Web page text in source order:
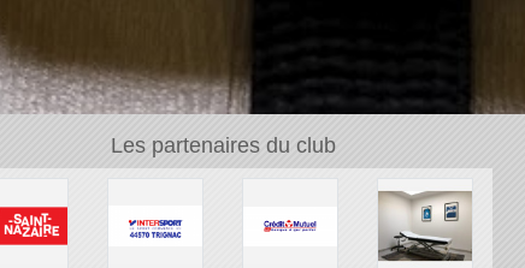
Les partenaires du club